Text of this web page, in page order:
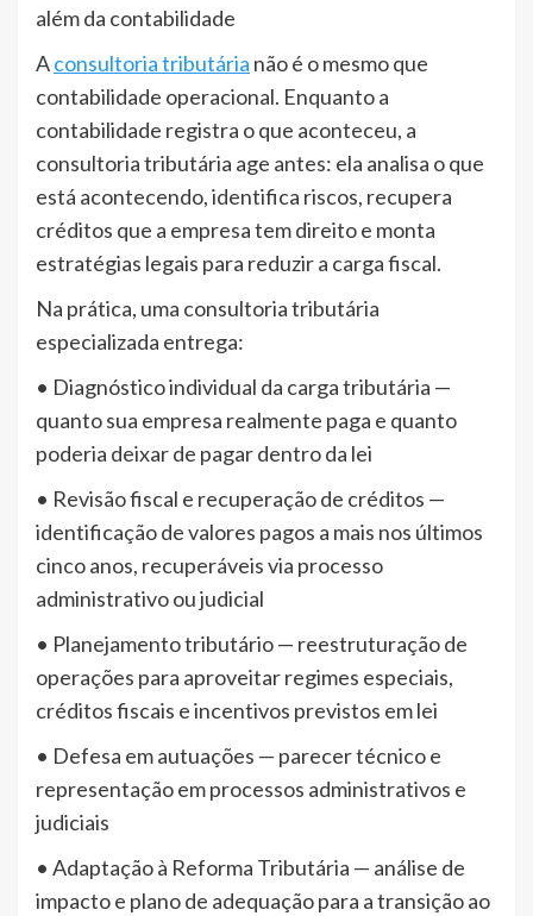
além da contabilidade
Aconsultoria tributária não é o mesmo que
contabilidade operacional. Enquanto a
contabilidade registra o que aconteceu, a
consultoria tributária age antes: ela analisa o que
está acontecendo, identifica riscos, recupera
créditos que a empresa tem direito e monta
estratégias legais para reduzir a carga fiscal.
Na prática, uma consultoria tributária
especializada entrega:
• Diagnóstico individual da carga tributária —
quanto sua empresa realmente paga e quanto
poderia deixar de pagar dentro da lei
• Revisão fiscal e recuperação de créditos —
identificação de valores pagos a mais nos últimos
cinco anos, recuperáveis via processo
administrativo ou judicial
• Planejamento tributário — reestruturação de
operações para aproveitar regimes especiais,
créditos fiscais e incentivos previstos em lei
• Defesa em autuações — parecer técnico e
representação em processos administrativos e
judiciais
• Adaptação à Reforma Tributária — análise de
impacto e plano de adequação para a transição ao